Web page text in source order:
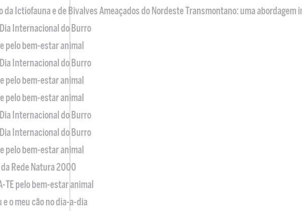
da Ictiofauna e de Bivalves Ameaçados do Nordeste Transmontano: uma abordagem
Dia Internacional do Burro
pelo bem-estar animal
Dia Internacional do Burro
pelo bem-estar animal
pelo bem-estar animal
Dia Internacional do Burro
Dia Internacional do Burro
pelo bem-estar animal
da Rede Natura 2000
TE pelo bem-estar animal
e o meu cão no dia-a-dia